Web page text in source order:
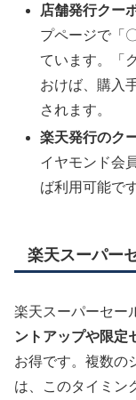
店舗発行クー
プページで「
ています。「
おけば、購入
されます。
楽天発行のク
イヤモンド会
ば利用可能です
楽天スーパー
楽天スーパーセー
ントアップや限定
お得です。複数の
は、このタイミン